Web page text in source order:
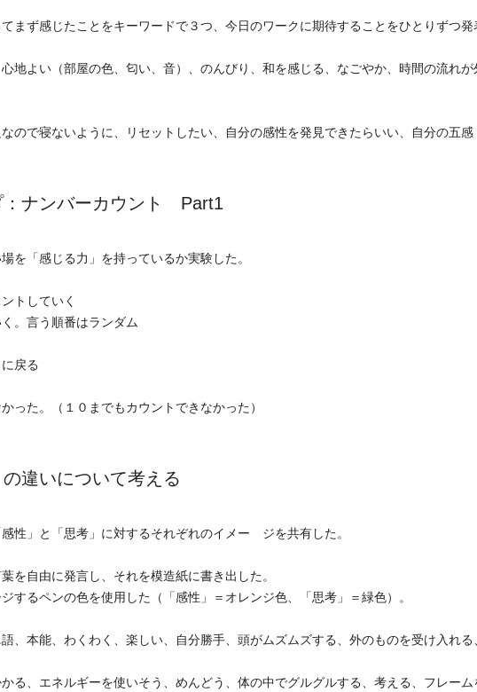
まず感じたことをキーワードで３つ、今日のワークに期待することをひとりずつ発
地よい（部屋の色、匂い、音）、のんびり、和を感じる、なごやか、時間の流れが
ので寝ないように、リセットしたい、自分の感性を発見できたらいい、自分の五感
：ナンバーカウント Part1
を「感じる力」を持っているか実験した。
トしていく
。言う順番はランダム
戻る
った。（１０までもカウントできなかった）
違いについて考える
性」と「思考」に対するそれぞれのイメー ジを共有した。
を自由に発言し、それを模造紙に書き出した。
するペンの色を使用した（「感性」＝オレンジ色、「思考」＝緑色）。
、本能、わくわく、楽しい、自分勝手、頭がムズムズする、外のものを受け入れる
る、エネルギーを使いそう、めんどう、体の中でグルグルする、考える、フレーム